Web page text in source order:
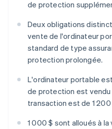
de protection
Deux obligations
vente de l'ordinateur
standard de type
protection prolongée.
L'ordinateur portable
de protection est
transaction est de 1 200
1 000 $ sont alloués à